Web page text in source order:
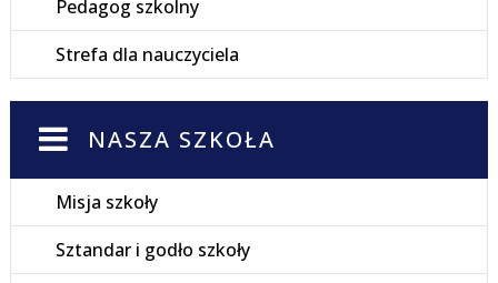
Pedagog szkolny
Strefa dla nauczyciela
NASZA SZKOŁA
Misja szkoły
Sztandar i godło szkoły